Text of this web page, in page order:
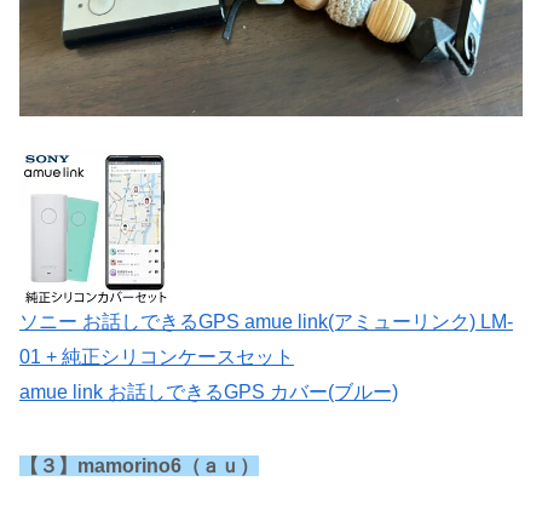
ソニー お話しできるGPS amue link(アミューリンク) LM-
01 + 純正シリコンケースセット
amue link お話しできるGPS カバー(ブルー)
【３】mamorino6（ａｕ）